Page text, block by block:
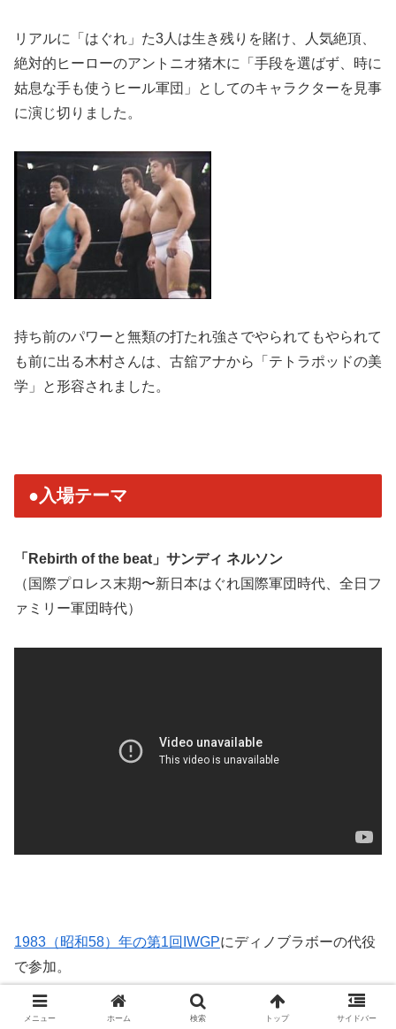
リアルに「はぐれ」た3人は生き残りを賭け、人気絶頂、
絶対的ヒーローのアントニオ猪木に「手段を選ばず、時に
姑息な手も使うヒール軍団」としてのキャラクターを見事
に演じ切りました。
持ち前のパワーと無類の打たれ強さでやられてもやられて
も前に出る木村さんは、古舘アナから「テトラポッドの美
学」と形容されました。
●入場テーマ
「Rebirth of the beat」サンディ ネルソン
（国際プロレス末期〜新日本はぐれ国際軍団時代、全日フ
ァミリー軍団時代）
1983（昭和58）年の第1回IWGPにディノブラボーの代役
で参加。
メニュー ホーム 検索 トップ サイドバー